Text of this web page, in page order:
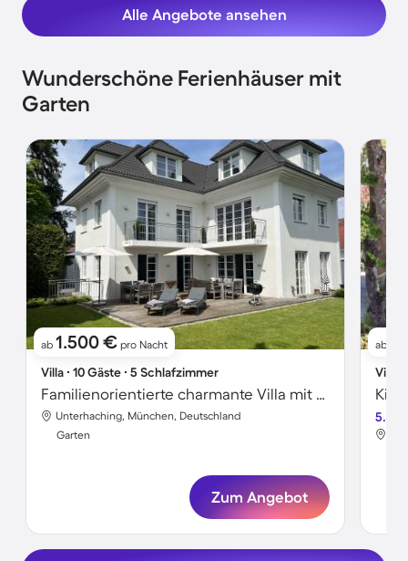
Alle Angebote ansehen
Wunderschöne Ferienhäuser mit
Garten
ab 1.500 € pro Nacht
Villa ∙ 10 Gäste ∙ 5 Schlafzimmer
Familienorientierte charmante Villa mit Grill, Whirlpool und Garten | Gartenblick
Unterhaching, München, Deutschland
Garten
Zum Angebot
ab
Villa
5.0